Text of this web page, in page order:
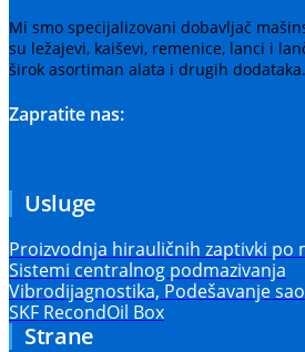
Mi smo specijalizovani dobavljač
su ležajevi, kaiševi, remenice, lanci i
širok asortiman alata i drugih dodataka.
Zapratite nas:
Usluge
Proizvodnja hirauličnih zaptivki po
Sistemi centralnog podmazivanja
Vibrodijagnostika, Podešavanje
SKF RecondOil Box
Strane